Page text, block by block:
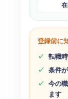
登録前に
転職
条件
今の
ます